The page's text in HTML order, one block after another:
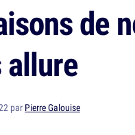
de
allure
par Pierre Galouise